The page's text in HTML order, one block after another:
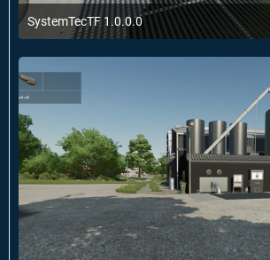
SystemTecTF 1.0.0.0
9. Januar 2022 um 18:02